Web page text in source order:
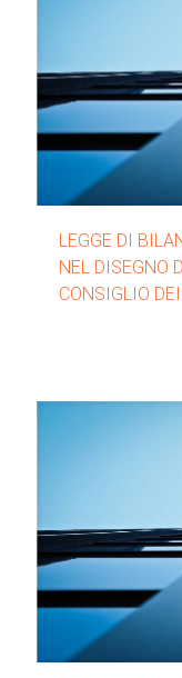
LEGGE DI
NEL DISEGNO
CONSIGLIO